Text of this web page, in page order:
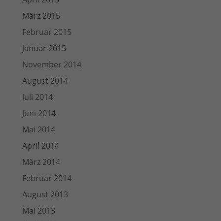
März 2015
Februar 2015
Januar 2015
November 2014
August 2014
Juli 2014
Juni 2014
Mai 2014
April 2014
März 2014
Februar 2014
August 2013
Mai 2013